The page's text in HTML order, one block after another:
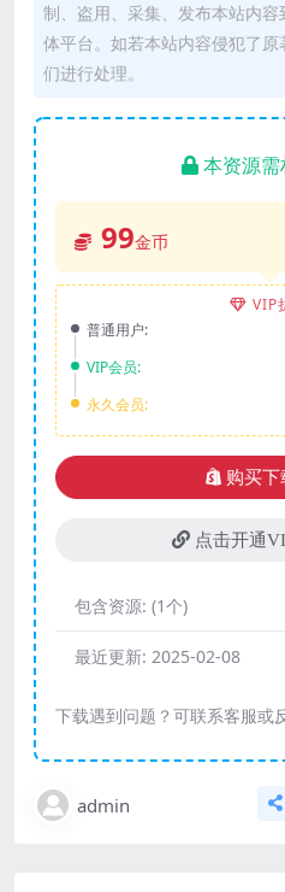
制、盗用、采集、发布本站内
体平台。如若本站内容侵犯了
们进行处理。
本资源
99金币
VIP
普通用户:
VIP会员:
永久会员:
购买下
点击开通
包含资源: (1个)
最近更新: 2025-02-08
下载遇到问题？可联系客服或
admin